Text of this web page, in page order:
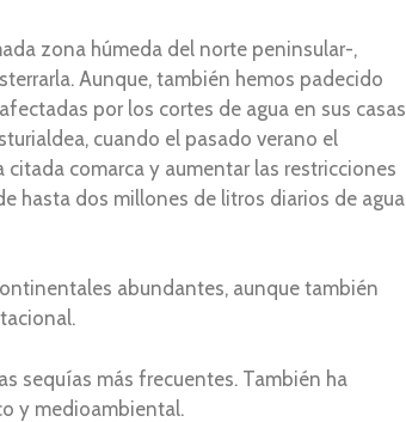
zona húmeda del norte peninsular-,
Aunque, también hemos padecido
por los cortes de agua en sus casas
cuando el pasado verano el
comarca y aumentar las restricciones
hasta dos millones de litros diarios de agua
abundantes, aunque también
sequías más frecuentes. También ha
y medioambiental.